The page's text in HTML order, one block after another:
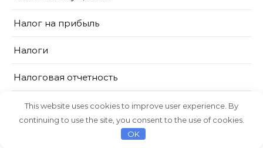
Налог на прибыль
Налоги
Налоговая отчетность
НДС
This website uses cookies to improve user experience. By
continuing to use the site, you consent to the use of cookies.
OK